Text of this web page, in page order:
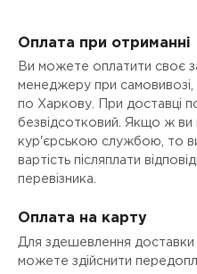
Оплата при отриманні
Ви можете оплатити своє
менеджеру при
по Харкову. При доставці
безвідсотковий. Якщо ж ви
кур'єрською службою, то
вартість післяплати
перевізника.
Оплата на карту
Для здешевлення
можете здійснити